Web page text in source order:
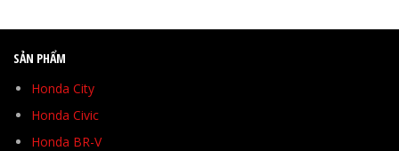
SẢN PHẨM
Honda City
Honda Civic
Honda BR-V